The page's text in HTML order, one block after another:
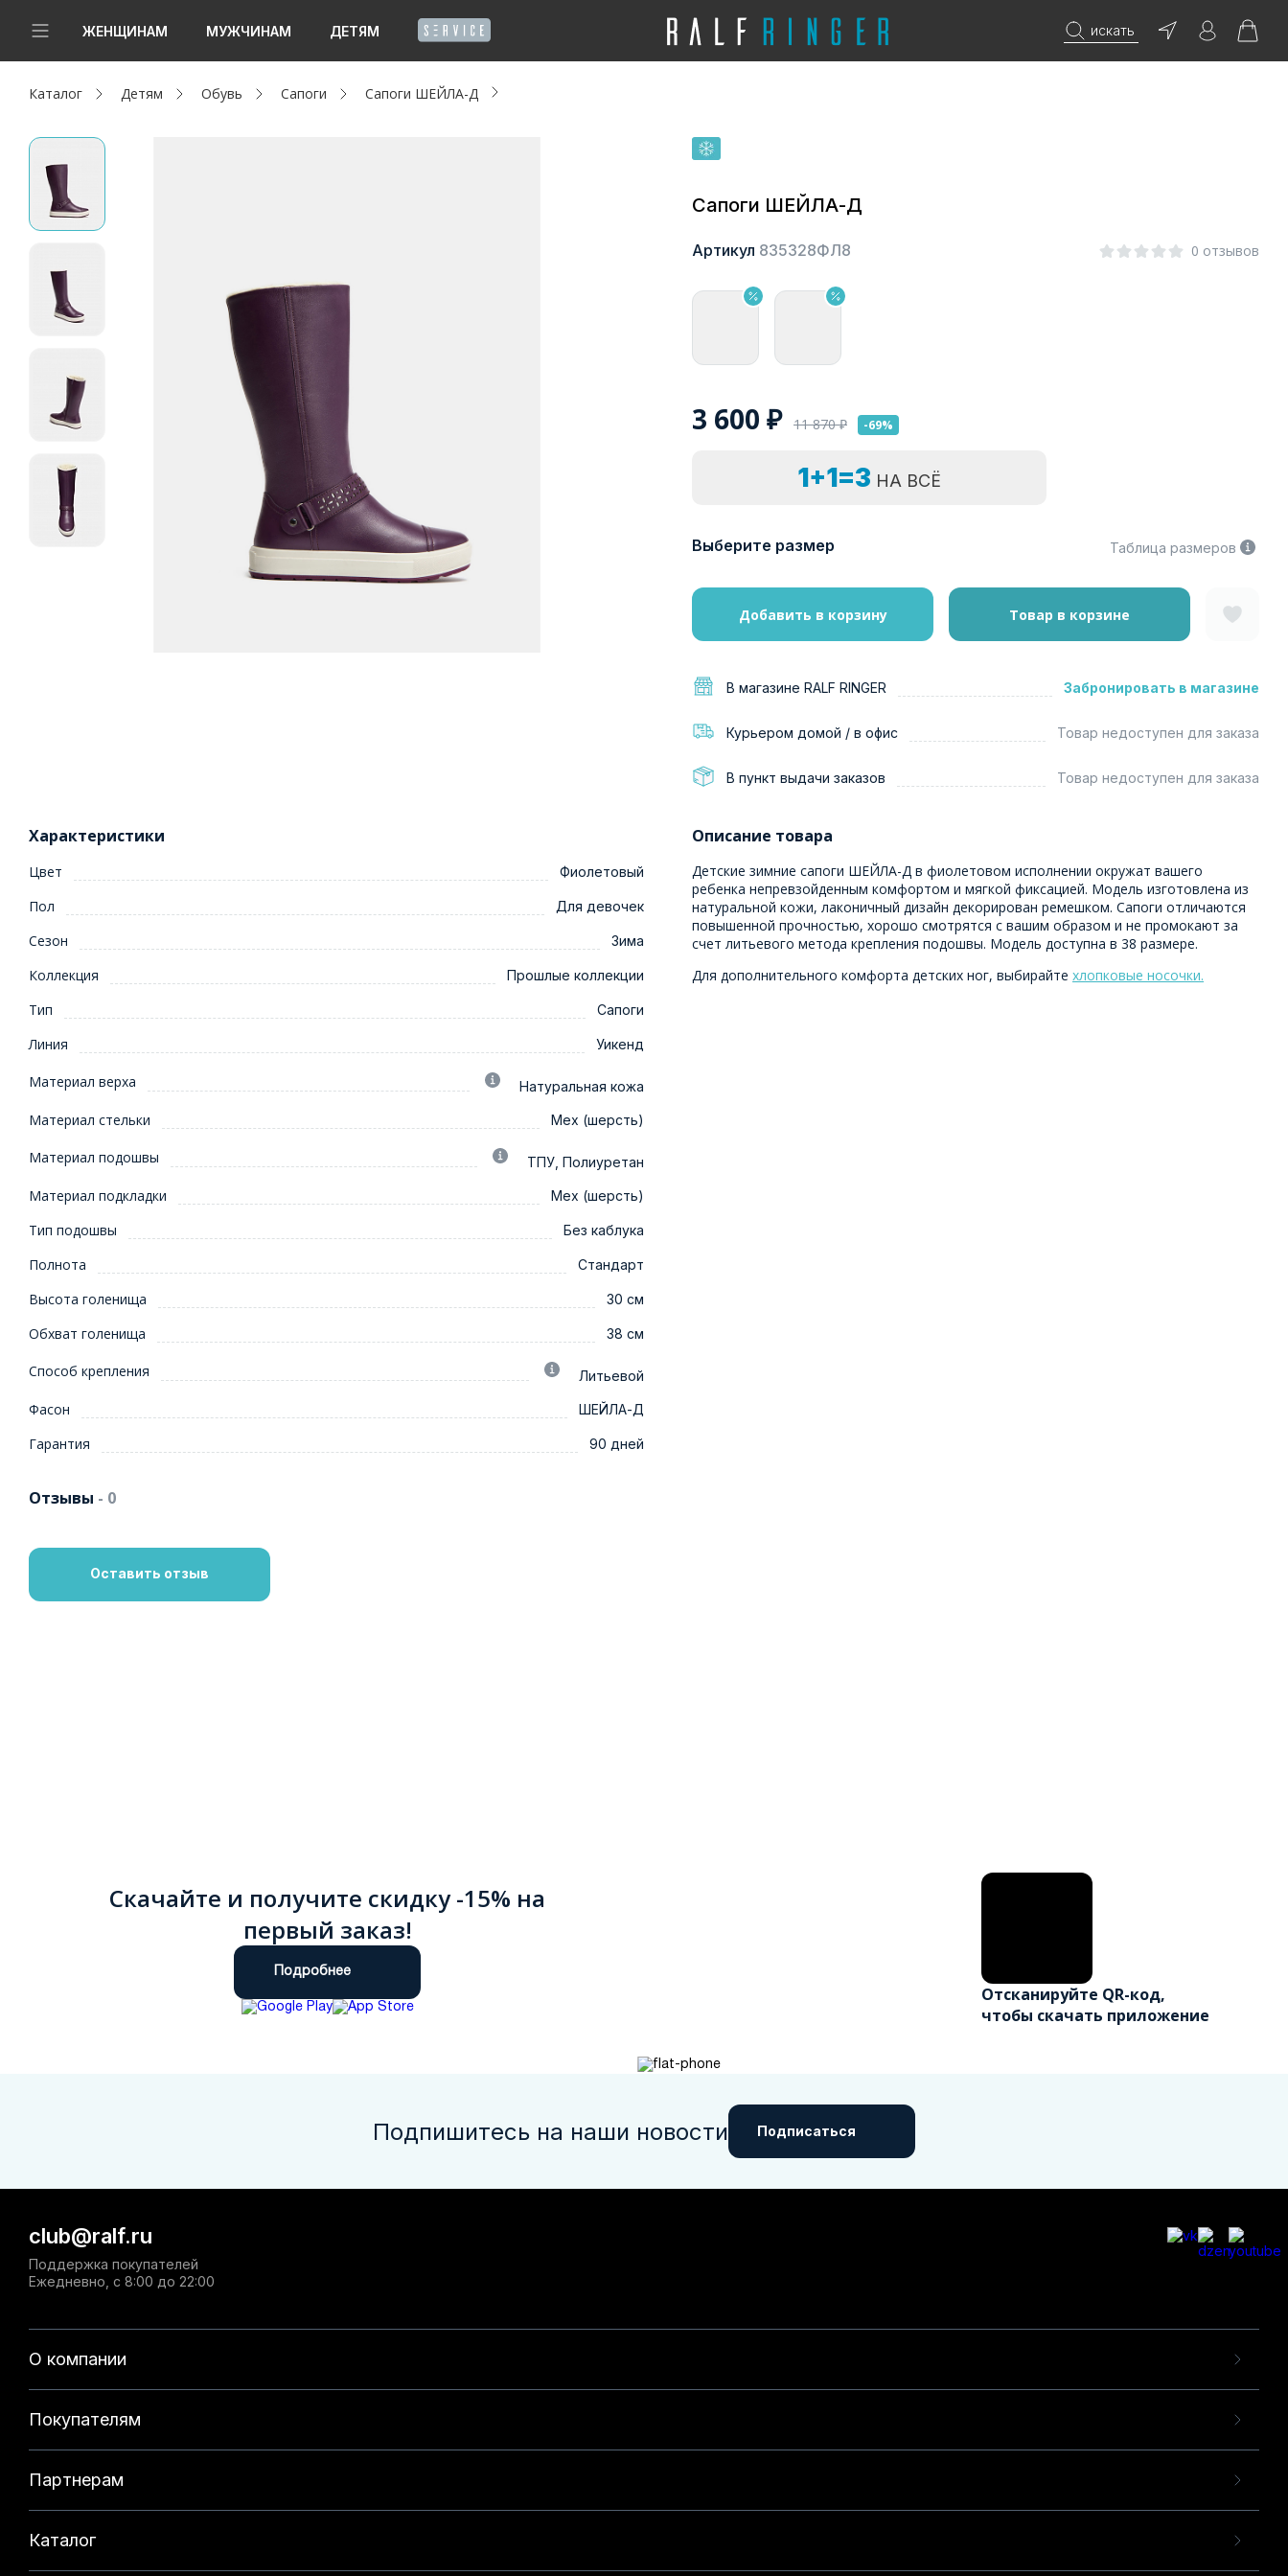
ЖЕНЩИНАМ МУЖЧИНАМ ДЕТЯМ искать
Новинки
Женщинам
Мужчинам
Капсула
Акции / Новости
Адреса магазинов
Каталог Детям Обувь Сапоги Сапоги ШЕЙЛА-Д
Сапоги ШЕЙЛА-Д
Артикул 835328ФЛ8 0 отзывов
3 600 ₽ 11 870₽ -69%
1+1=3 НА ВСЁ
Выберите размер Таблица размеров
Добавить в корзину Товар в корзине
В магазине RALF RINGER Забронировать в магазине
Курьером домой / в офис Товар недоступен для заказа
В пункт выдачи заказов Товар недоступен для заказа
Характеристики
Цвет Фиолетовый
Пол Для девочек
Сезон Зима
Коллекция Прошлые коллекции
Тип Сапоги
Линия Уикенд
Материал верха Натуральная кожа
Материал стельки Мех (шерсть)
Материал подошвы ТПУ, Полиуретан
Материал подкладки Мех (шерсть)
Тип подошвы Без каблука
Полнота Стандарт
Высота голенища 30 см
Обхват голенища 38 см
Способ крепления Литьевой
Фасон ШЕЙЛА-Д
Гарантия 90 дней
Описание товара
Детские зимние сапоги ШЕЙЛА-Д в фиолетовом исполнении окружат вашего
ребенка непревзойденным комфортом и мягкой фиксацией. Модель изготовлена из
натуральной кожи, лаконичный дизайн декорирован ремешком. Сапоги отличаются
повышенной прочностью, хорошо смотрятся с вашим образом и не промокают за
счет литьевого метода крепления подошвы. Модель доступна в 38 размере.
Для дополнительного комфорта детских ног, выбирайте хлопковые носочки.
Отзывы - 0
Оставить отзыв
Скачайте и получите скидку -15% на
первый заказ!
Подробнее
Отсканируйте QR-код,
чтобы скачать приложение
Подпишитесь на наши новости Подписаться
О компании
Покупателям
Партнерам
Каталог
club@ralf.ru
Поддержка покупателей
Ежедневно, с 8:00 до 22:00